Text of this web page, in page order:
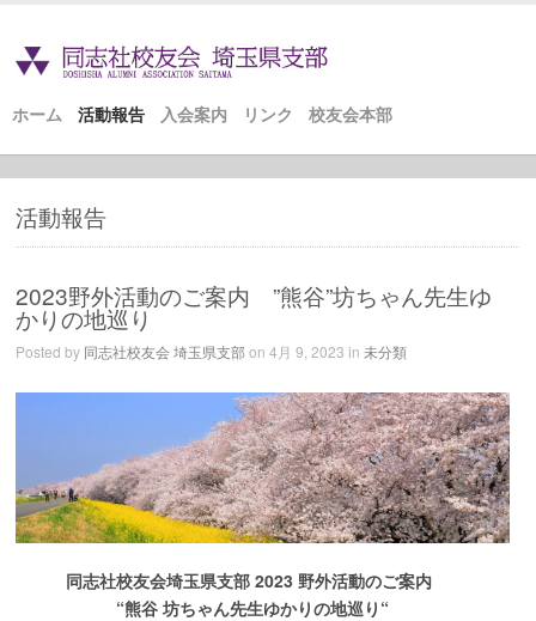
ホーム 活動報告 入会案内 リンク 校友会本部
活動報告
2023野外活動のご案内 ”熊谷”坊ちゃん先生ゆ
かりの地巡り
Posted by 同志社校友会 埼玉県支部on 4月 9, 2023 in未分類
同志社校友会埼玉県支部 2023 野外活動のご案内
“熊谷 坊ちゃん先生ゆかりの地巡り“